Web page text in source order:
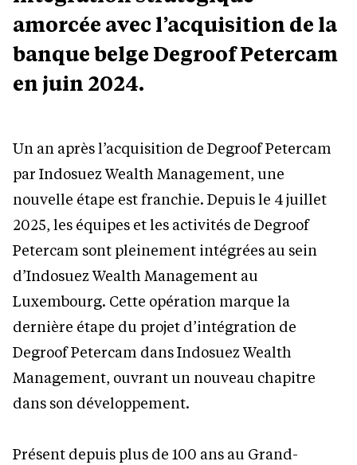
amorcée avec l’acquisition de la
banque belge Degroof Petercam
en juin 2024.
Un an après l’acquisition de Degroof Petercam
par Indosuez Wealth Management, une
nouvelle étape est franchie. Depuis le 4 juillet
2025, les équipes et les activités de Degroof
Petercam sont pleinement intégrées au sein
d’Indosuez Wealth Management au
Luxembourg. Cette opération marque la
dernière étape du projet d’intégration de
Degroof Petercam dans Indosuez Wealth
Management, ouvrant un nouveau chapitre
dans son développement.
Présent depuis plus de 100 ans au Grand-